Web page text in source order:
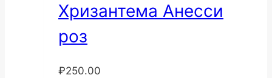
Хризантема Анесси
роз
₽250.00